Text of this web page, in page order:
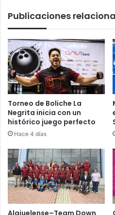
Publicaciones
Torneo de Boliche La
Negrita inicia con un
histórico juego perfecto
Hace 4 días
Alajuelense–Team Down